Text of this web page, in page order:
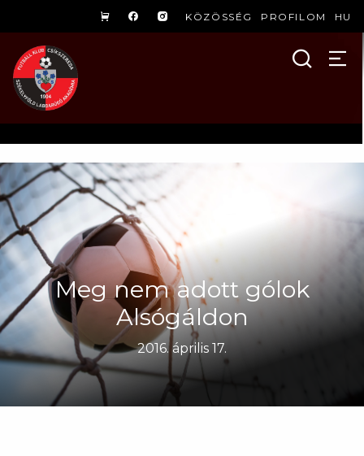
KÖZÖSSÉG PROFILOM HU
Meg nem adott gólok
Alsógáldon
2016. április 17.